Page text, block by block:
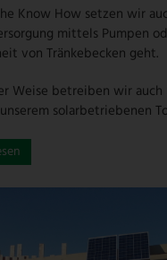
Know How setzen wir
mittels Pumpen
von Tränkebecken geht.
Weise betreiben wir auch
solarbetriebenen